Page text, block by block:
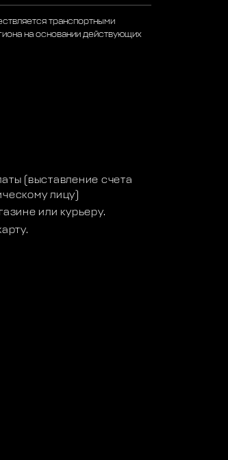
транспортными
на основании действующих
(выставление счета
лицу)
или курьеру.